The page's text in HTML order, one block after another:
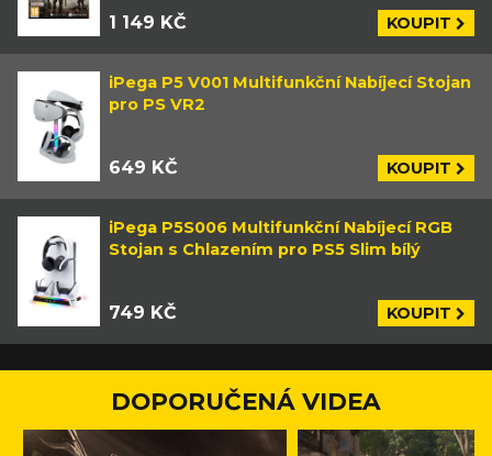
1 149 KČ KOUPIT
iPega P5 V001 Multifunkční Nabíjecí Stojan
pro PS VR2
649 KČ KOUPIT
iPega P5S006 Multifunkční Nabíjecí RGB
Stojan s Chlazením pro PS5 Slim bílý
749 KČ KOUPIT
DOPORUČENÁ VIDEA